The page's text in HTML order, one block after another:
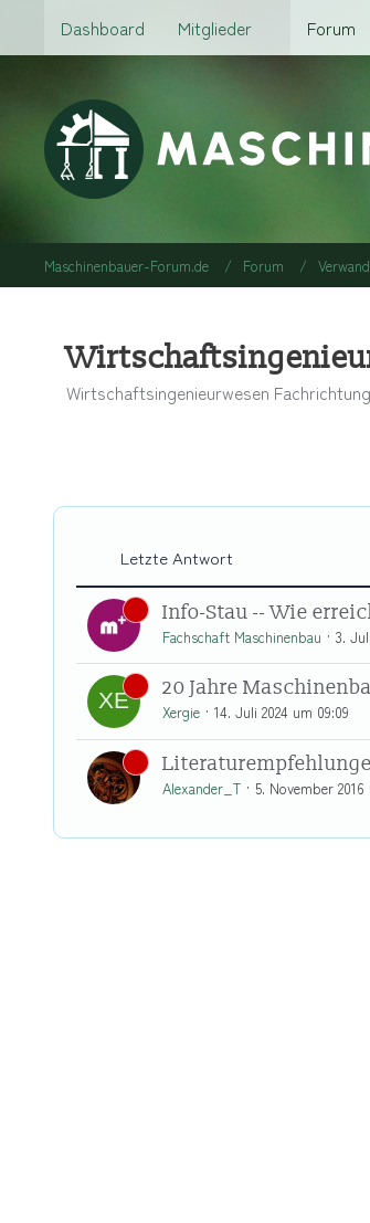
Dashboard Mitglieder Forum
Maschinenbauer-Forum.de Forum
Wirtschaftsingenieurwesen
Letzte Antwort
Info-Stau -- Wie
Fachschaft Maschinenbau 3.
20 Jahre
Xergie 14. Juli 2024 um 09:09
Alexander_T 5. November 2016